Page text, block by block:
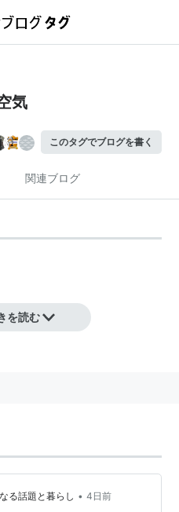
気
このタグでブログを書く
関連ブログ
を読む
る話題と暮らし • 4日前